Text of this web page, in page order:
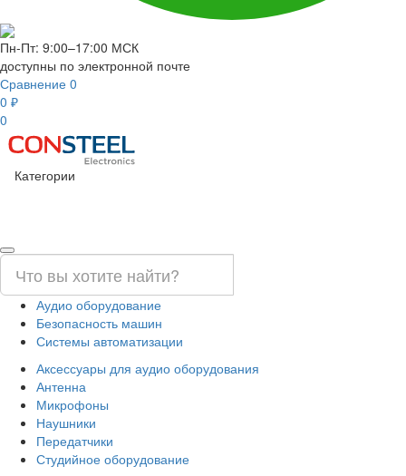
Пн-Пт: 9:00–17:00 МСК
доступны по электронной почте
Сравнение 0
0 ₽
0
Категории
Аудио оборудование
Безопасность машин
Системы автоматизации
Аксессуары для аудио оборудования
Антенна
Микрофоны
Наушники
Передатчики
Студийное оборудование